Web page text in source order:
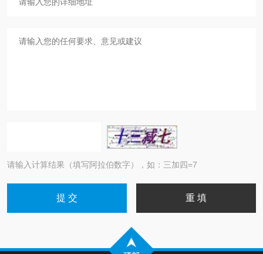
请输入计算结果（填写阿拉伯数字），如：三加四=7